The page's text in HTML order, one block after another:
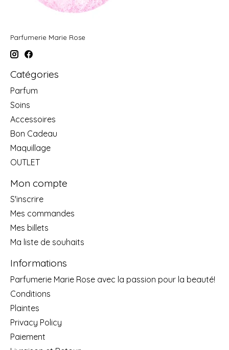
Parfumerie Marie Rose
Catégories
Parfum
Soins
Accessoires
Bon Cadeau
Maquillage
OUTLET
Mon compte
S'inscrire
Mes commandes
Mes billets
Ma liste de souhaits
Informations
Parfumerie Marie Rose avec la passion pour la beauté!
Conditions
Plaintes
Privacy Policy
Paiement